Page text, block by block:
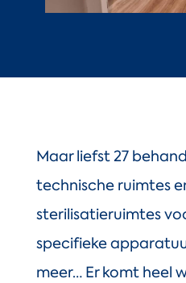
Maar liefst 27
technische ruimtes
sterilisatieruimtes
specifieke
meer… Er komt heel